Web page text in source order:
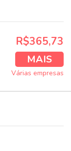
R$365,73
MAIS
Várias empresas